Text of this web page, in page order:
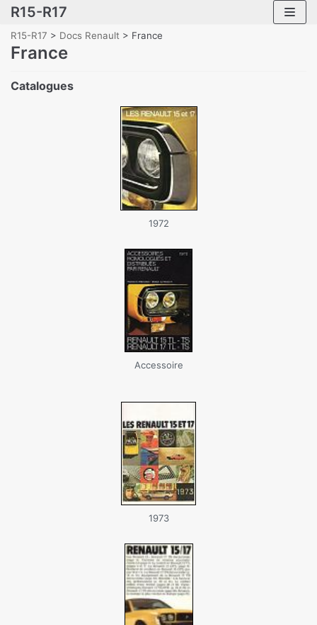
Skip
to
content
R15-R17
R15-R17 > Docs Renault > France
France
Catalogues
1972
Accessoire
1973